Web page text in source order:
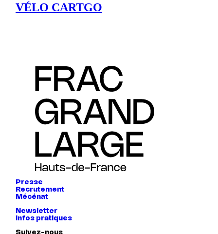
VÉLO CARTGO
Presse
Recrutement
Mécénat
Newsletter
Infos pratiques